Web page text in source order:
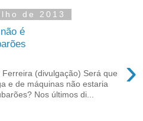
de 2013
é
›
(divulgação) Será que
e de máquinas não estaria
Nos últimos di...